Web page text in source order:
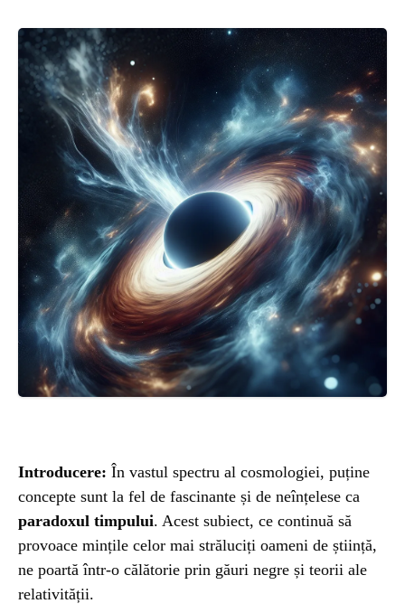
Introducere: În vastul spectru al cosmologiei, puține
concepte sunt la fel de fascinante și de neînțelese ca
paradoxul timpului. Acest subiect, ce continuă să
provoace mințile celor mai străluciți oameni de știință,
ne poartă într-o călătorie prin găuri negre și teorii ale
relativității.
INGRIJIRE
ISTORIE
NATURĂ
STIRI
ȘTIINȚA
ANIMALE
OAMENI
INSTALEAZ
A
APLICATIA